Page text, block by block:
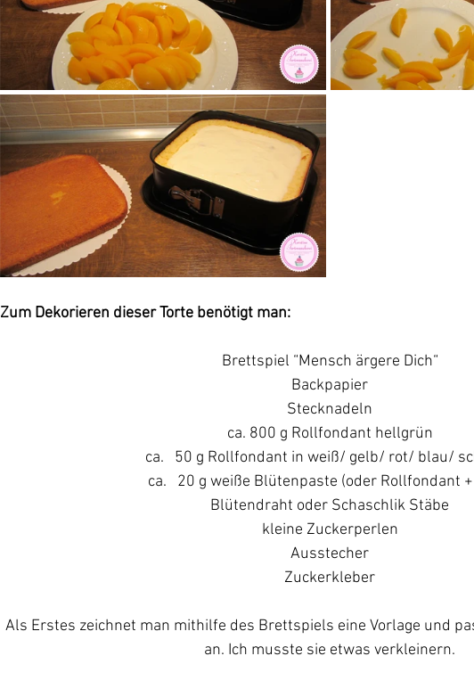
Zum Dekorieren dieser Torte benötigt man:
Brettspiel “Mensch ärgere Dich“
Backpapier
Stecknadeln
ca. 800 g Rollfondant hellgrün
ca.   50 g Rollfondant in weiß/ gelb/ rot/ blau/
ca.   20 g weiße Blütenpaste (oder Rollfondant +
Blütendraht oder Schaschlik Stäbe
kleine Zuckerperlen
Ausstecher
Zuckerkleber
Als Erstes zeichnet man mithilfe des Brettspiels eine Vorlage und
an. Ich musste sie etwas verkleinern.